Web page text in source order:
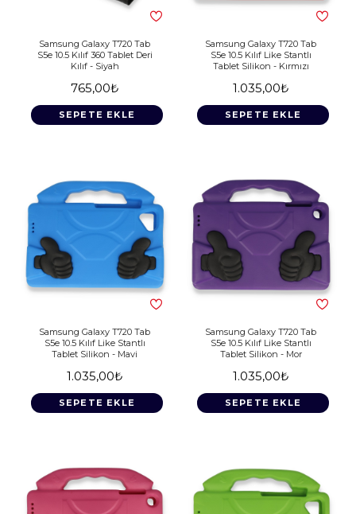
Samsung Galaxy T720 Tab
S5e 10.5 Kılıf 360 Tablet Deri
Kılıf - Siyah
765,00₺
SEPETE EKLE
Samsung Galaxy T720 Tab
S5e 10.5 Kılıf Like Stantlı
Tablet Silikon - Kırmızı
1.035,00₺
SEPETE EKLE
Samsung Galaxy T720 Tab
S5e 10.5 Kılıf Like Stantlı
Tablet Silikon - Mavi
1.035,00₺
SEPETE EKLE
Samsung Galaxy T720 Tab
S5e 10.5 Kılıf Like Stantlı
Tablet Silikon - Mor
1.035,00₺
SEPETE EKLE